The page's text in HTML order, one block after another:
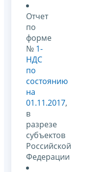
Отчет
по
форме
№ 1-
НДС
по
состоянию
на
01.11.2017,
в
разрезе
субъектов
Российской
Федерации